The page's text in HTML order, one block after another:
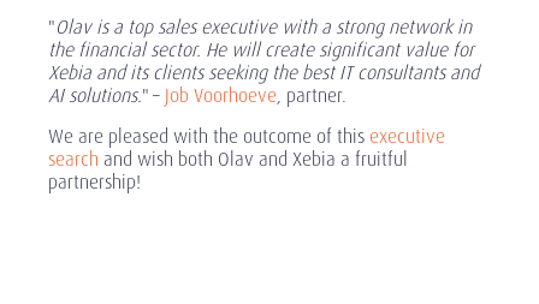
"Olav is a top sales executive with a strong network in
the financial sector. He will create significant value for
Xebia and its clients seeking the best IT consultants and
AI solutions." – Job Voorhoeve, partner.
We are pleased with the outcome of this executive
search and wish both Olav and Xebia a fruitful
partnership!